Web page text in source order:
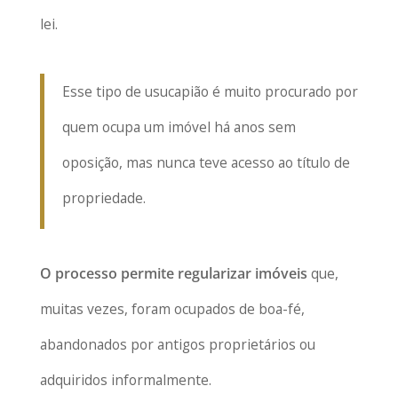
lei.
Esse tipo de usucapião é muito procurado por
quem ocupa um imóvel há anos sem
oposição, mas nunca teve acesso ao título de
propriedade.
O processo permite regularizar imóveis que,
muitas vezes, foram ocupados de boa-fé,
abandonados por antigos proprietários ou
adquiridos informalmente.